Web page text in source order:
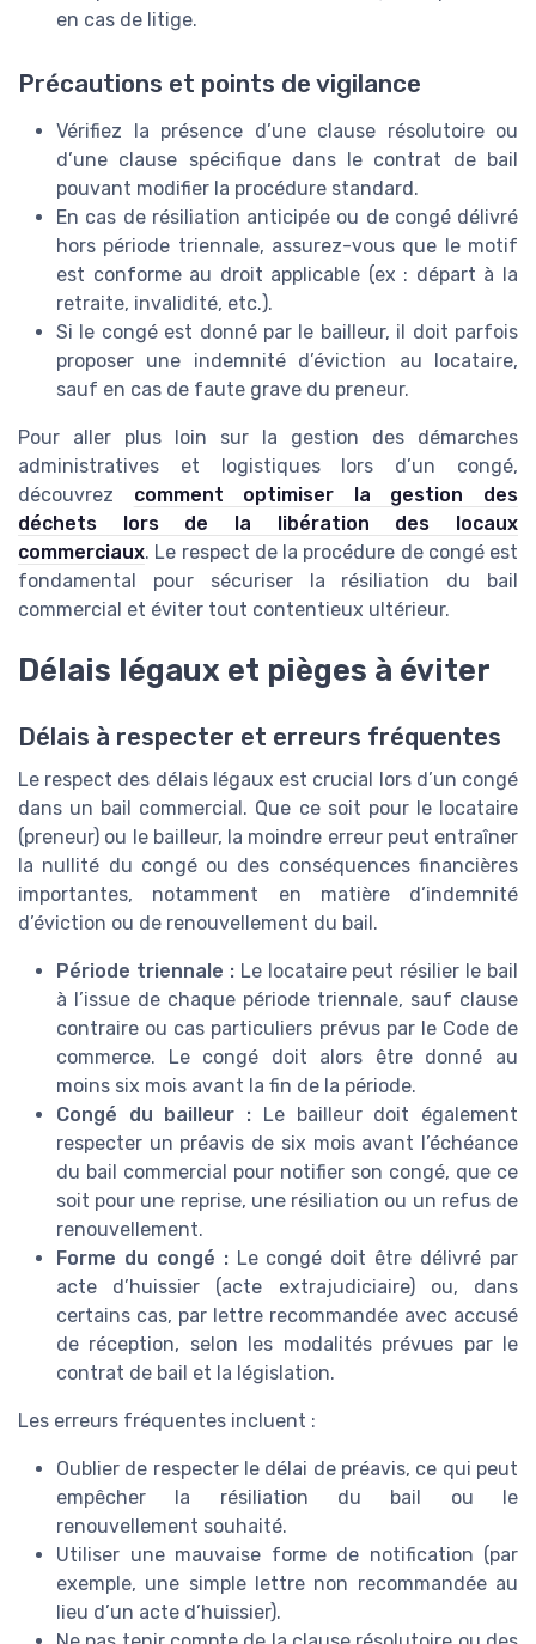
en cas de litige.
Précautions et points de vigilance
Vérifiez la présence d’une clause résolutoire ou
d’une clause spécifique dans le contrat de bail
pouvant modifier la procédure standard.
En cas de résiliation anticipée ou de congé délivré
hors période triennale, assurez-vous que le motif
est conforme au droit applicable (ex : départ à la
retraite, invalidité, etc.).
Si le congé est donné par le bailleur, il doit parfois
proposer une indemnité d’éviction au locataire,
sauf en cas de faute grave du preneur.
Pour aller plus loin sur la gestion des démarches
administratives et logistiques lors d’un congé,
découvrez comment optimiser la gestion des
déchets lors de la libération des locaux
commerciaux. Le respect de la procédure de congé est
fondamental pour sécuriser la résiliation du bail
commercial et éviter tout contentieux ultérieur.
Délais légaux et pièges à éviter
Délais à respecter et erreurs fréquentes
Le respect des délais légaux est crucial lors d’un congé
dans un bail commercial. Que ce soit pour le locataire
(preneur) ou le bailleur, la moindre erreur peut entraîner
la nullité du congé ou des conséquences financières
importantes, notamment en matière d’indemnité
d’éviction ou de renouvellement du bail.
Période triennale :Le locataire peut résilier le bail
à l’issue de chaque période triennale, sauf clause
contraire ou cas particuliers prévus par le Code de
commerce. Le congé doit alors être donné au
moins six mois avant la fin de la période.
Congé du bailleur : Le bailleur doit également
respecter un préavis de six mois avant l’échéance
du bail commercial pour notifier son congé, que ce
soit pour une reprise, une résiliation ou un refus de
renouvellement.
Forme du congé :Le congé doit être délivré par
acte d’huissier (acte extrajudiciaire) ou, dans
certains cas, par lettre recommandée avec accusé
de réception, selon les modalités prévues par le
contrat de bail et la législation.
Les erreurs fréquentes incluent :
Oublier de respecter le délai de préavis, ce qui peut
empêcher la résiliation du bail ou le
renouvellement souhaité.
Utiliser une mauvaise forme de notification (par
exemple, une simple lettre non recommandée au
lieu d’un acte d’huissier).